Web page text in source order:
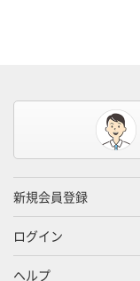
新規会員登録
ログイン
ヘルプ